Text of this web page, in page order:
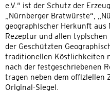
e.V.“ ist der Schutz der
„Nürnberger Bratwürste“,
geographischer Herkunft aus
Rezeptur und allen
der Geschützten
traditionellen Köstlichkeiten
nach der festgeschriebenen
tragen neben dem offiziellen
Original-Siegel.